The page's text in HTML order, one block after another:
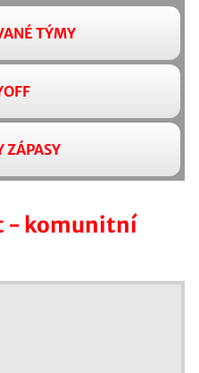
TÝMY
ZÁPASY
- komunitní